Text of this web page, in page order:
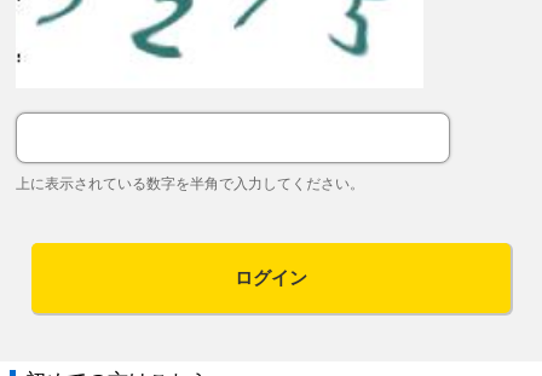
上に表示されている数字を半角で入力してください。